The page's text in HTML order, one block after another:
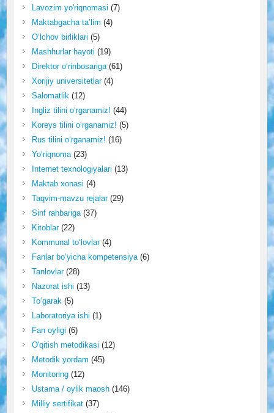
Lavozim yo'riqnomasi (7)
Maktabgacha ta’lim (4)
O‘lchov birliklari (5)
Mashhurlar hayoti (19)
Direktor o‘rinbosariga(61)
Xorijiy universitetlar(4)
Salomatlik(12)
Ingliz tilini o‘rganamiz! (44)
Koreys tilini o‘rganamiz! (5)
Rus tilini o‘rganamiz! (16)
Yo‘riqnoma(23)
Internet texnologiyalari (13)
Maktab xonasi (4)
Taqvim-mavzu rejalar(29)
Sinf rahbariga(37)
Kitoblar(22)
Kommunal to‘lovlar(4)
Fanlar bo‘yicha kompetensiya(6)
Tanlovlar(28)
Nazorat ishi (13)
To‘garak(5)
Laboratoriya ishi (1)
Fan oyligi (6)
O'qitish metodikasi (12)
Metodik yordam (45)
Monitoring(12)
Ustama / oylik maosh(146)
Milliy sertifikat(37)